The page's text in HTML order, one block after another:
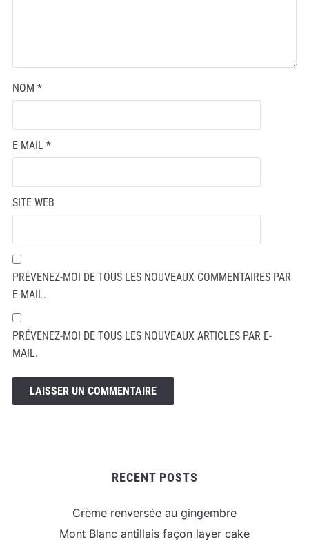
NOM *
E-MAIL *
SITE WEB
PRÉVENEZ-MOI DE TOUS LES NOUVEAUX COMMENTAIRES PAR
E-MAIL.
PRÉVENEZ-MOI DE TOUS LES NOUVEAUX ARTICLES PAR E-
MAIL.
RECENT POSTS
Crème renversée au gingembre
Mont Blanc antillais façon layer cake